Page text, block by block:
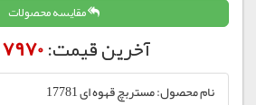
مقایسه محصولات
آخرین قیمت:7970 تومان
نام محصول: مستربچ قهوه ای 17781